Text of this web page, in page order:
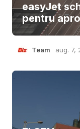
easyJet
pentru
Team aug. 7,